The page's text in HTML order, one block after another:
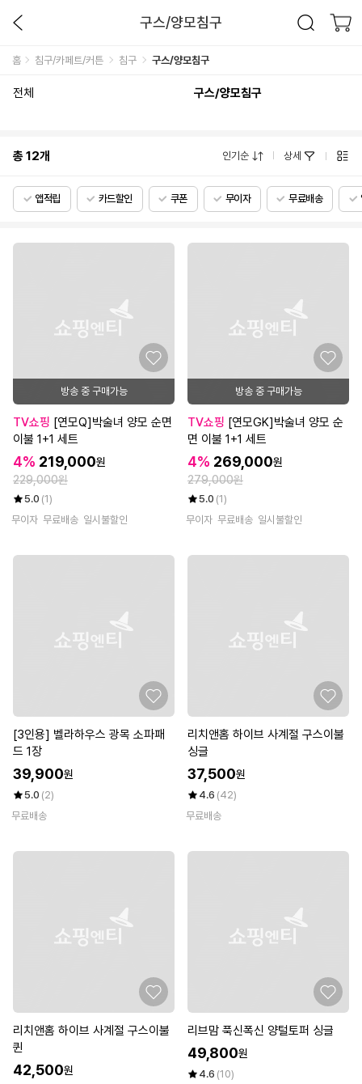
구스/양모침구
홈 침구/카페트/커튼 침구 구스/양모침구
전체 구스/양모침구
총12개 인기순 상세
앱적립 카드할인 쿠폰 무이자 무료배송
방송 중 구매가능
TV쇼핑
이불 1+1 세트
4% 219,000원
229,000원
5.0 (1)
무이자 무료배송 일시불할인
방송 중 구매가능
TV쇼핑
면 이불 1+1 세트
4% 269,000원
279,000원
5.0 (1)
무이자 무료배송 일시불할인
[3인용] 벨라하우스 광목 소파패
드 1장
39,900원
5.0 (2)
무료배송
리치앤홈 하이브 사계절 구스이불
싱글
37,500원
4.6 (42)
무료배송
리치앤홈 하이브 사계절 구스이불
퀸
42,500원
리브맘 푹신폭신 양털토퍼 싱글
49,800원
4.6 (10)